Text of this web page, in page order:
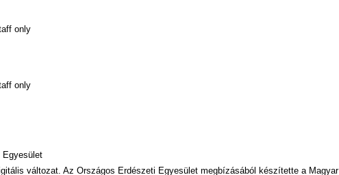
only
only
Egyesület
változat. Az Országos Erdészeti Egyesület megbízásából készítette a Magyar